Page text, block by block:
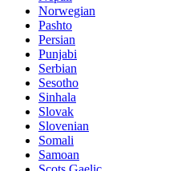
Norwegian
Pashto
Persian
Punjabi
Serbian
Sesotho
Sinhala
Slovak
Slovenian
Somali
Samoan